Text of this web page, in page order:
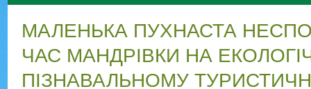
МАЛЕНЬКА ПУХНАСТА
ЧАС МАНДРІВКИ НА
ПІЗНАВАЛЬНОМУ